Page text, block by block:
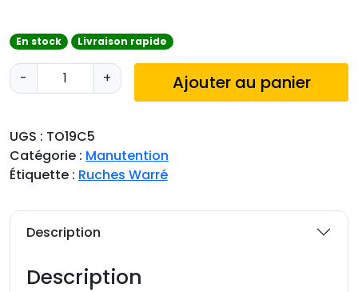
En stock Livraison rapide
-
q
u
n
t
i
+ Ajouter au panier
UGS : TO19C5
Catégorie : Manutention
Étiquette : Ruches Warré
Description
Description